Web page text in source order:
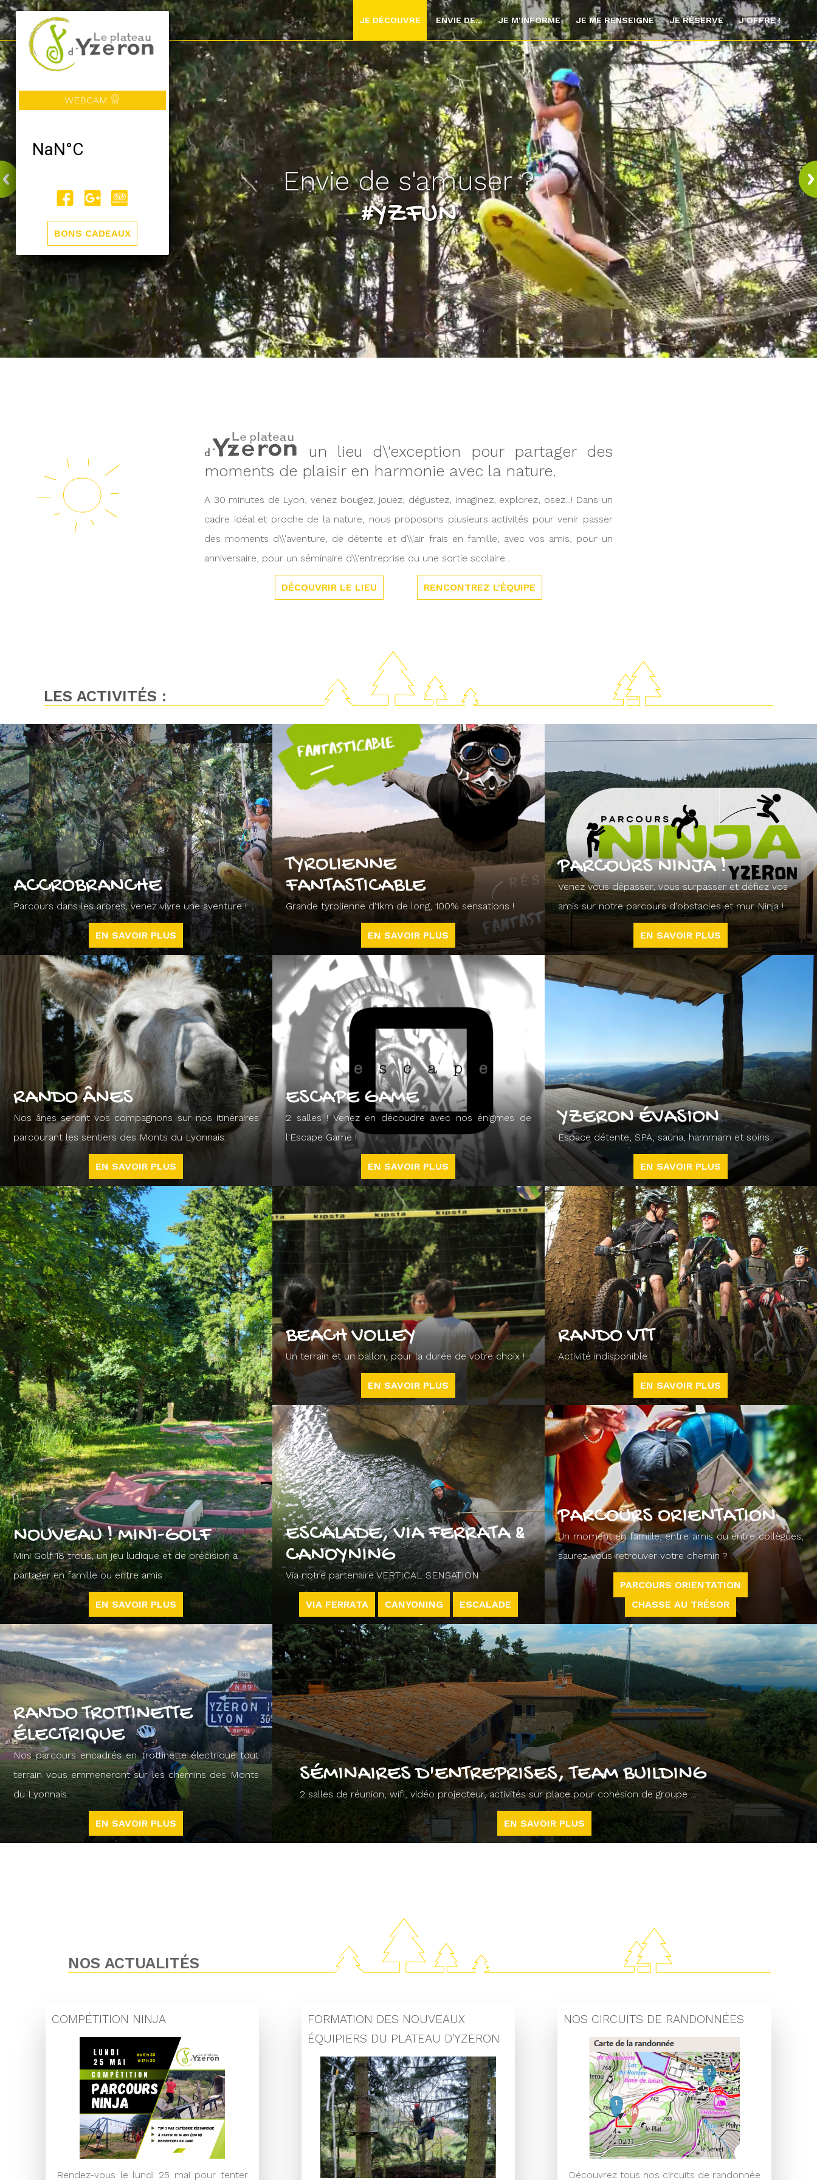
WEBCAM
BONS CADEAUX
JE DÉCOUVRE ENVIE DE... JE M'INFORME JE ME RENSEIGNE JE RÉSERVE J'OFFRE !
Le plateau d'Yzeron
#veneZ !
un lieu d\'exception pour partager des
moments de plaisir en harmonie avec la nature.
A 30 minutes de Lyon, venez bougez, jouez, dégustez, imaginez, explorez, osez...! Dans un
cadre idéal et proche de la nature, nous proposons plusieurs activités pour venir passer
des moments d\\'aventure, de détente et d\\'air frais en famille, avec vos amis, pour un
anniversaire, pour un séminaire d\\'entreprise ou une sortie scolaire...
DÉCOUVRIR LE LIEU RENCONTREZ L'ÉQUIPE
LES ACTIVITÉS :
ACCROBRANCHE
Parcours dans les arbres, venez vivre une aventure !
EN SAVOIR PLUS
TYROLIENNE
FANTASTICABLE
Grande tyrolienne d'1km de long, 100% sensations !
EN SAVOIR PLUS
PARCOURS NINJA !
Venez vous dépasser, vous surpasser et défiez vos
amis sur notre parcours d'obstacles et mur Ninja !
EN SAVOIR PLUS
RANDO ÂNES
Nos ânes seront vos compagnons sur nos itinéraires
parcourant les sentiers des Monts du Lyonnais.
EN SAVOIR PLUS
ESCAPE GAME
2 salles ! Venez en découdre avec nos énigmes de
l'Escape Game !
EN SAVOIR PLUS
YZERON ÉVASION
Espace détente, SPA, sauna, hammam et soins
EN SAVOIR PLUS
NOUVEAU ! MINI-GOLF
Mini Golf 18 trous, un jeu ludique et de précision à
partager en famille ou entre amis
EN SAVOIR PLUS
BEACH VOLLEY
Un terrain et un ballon, pour la durée de votre choix !
EN SAVOIR PLUS
RANDO VTT
Activité indisponible
EN SAVOIR PLUS
ESCALADE, VIA FERRATA &
CANOYNING
Via notre partenaire VERTICAL SENSATION
VIA FERRATA CANYONING ESCALADE
PARCOURS ORIENTATION
Un moment en famille, entre amis ou entre collègues,
saurez-vous retrouver votre chemin ?
PARCOURS ORIENTATION
CHASSE AU TRÉSOR
RANDO TROTTINETTE
ÉLECTRIQUE
Nos parcours encadrés en trottinette électrique tout
terrain vous emmeneront sur les chemins des Monts
du Lyonnais.
EN SAVOIR PLUS
SÉMINAIRES D'ENTREPRISES, TEAM BUILDING
2 salles de réunion, wifi, vidéo projecteur, activités sur place pour cohésion de groupe ...
EN SAVOIR PLUS
NOS ACTUALITÉS
COMPÉTITION NINJA
Rendez-vous le lundi 25 mai pour tenter
FORMATION DES NOUVEAUX
ÉQUIPIERS DU PLATEAU D'YZERON
NOS CIRCUITS DE RANDONNÉES
Découvrez tous nos circuits de randonnée